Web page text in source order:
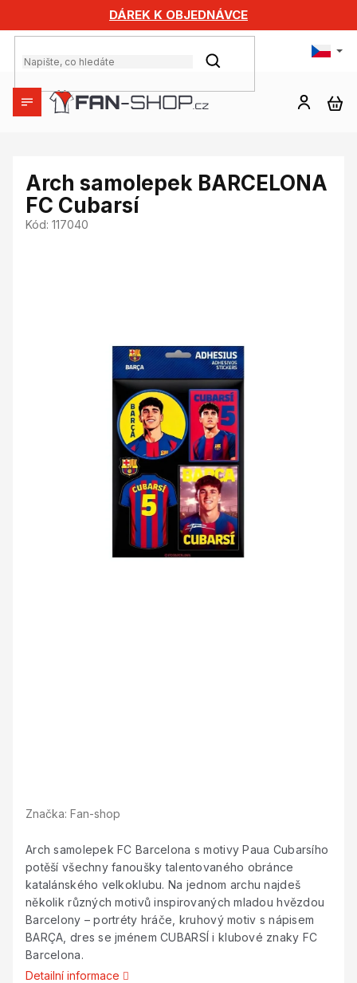
obsah
DÁREK K OBJEDNÁVCE
HLEDAT
Arch samolepek BARCELONA
FC Cubarsí
Kód: 117040
Značka: Fan-shop
Arch samolepek FC Barcelona s motivy Paua Cubarsího
potěší všechny fanoušky talentovaného obránce
katalánského velkoklubu. Na jednom archu najdeš
několik různých motivů inspirovaných mladou hvězdou
Barcelony – portréty hráče, kruhový motiv s nápisem
BARÇA, dres se jménem CUBARSÍ i klubové znaky FC
Barcelona.
Detailní informace